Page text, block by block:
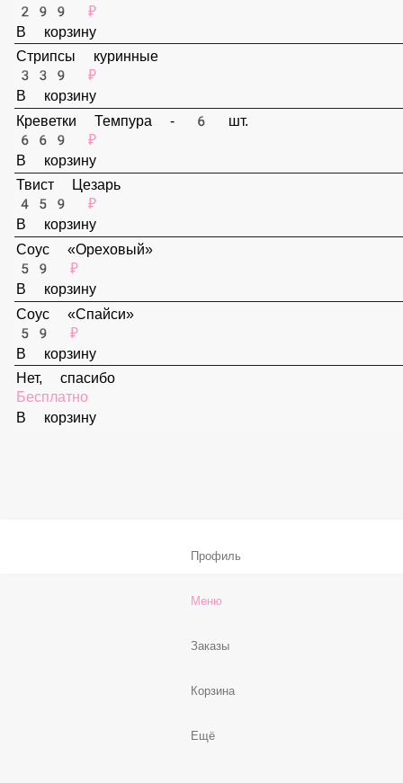
Наггетсы - 6 шт.
299 ₽
В корзину
Стрипсы куринные
339 ₽
В корзину
Креветки Темпура - 6 шт.
669 ₽
В корзину
Твист Цезарь
459 ₽
В корзину
Соус «Ореховый»
59 ₽
В корзину
Профиль
Меню